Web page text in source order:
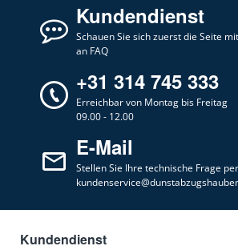
Kundendienst
Schauen Sie sich zuerst die Seite mit
an FAQ
+31 314 745 333
Erreichbar von Montag bis Freitag
09.00 - 12.00
E-Mail
Stellen Sie Ihre technische Frage
Kundendienst